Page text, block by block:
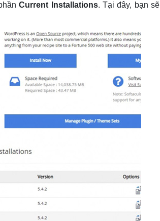
Current Installations. Tại đây, bạn sẽ